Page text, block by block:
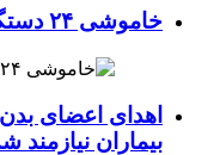
خاموشی ۲۴ دستگاه ماینر فاقد مجوز در لامرد
اهدای اعضای
بیماران نیازمند